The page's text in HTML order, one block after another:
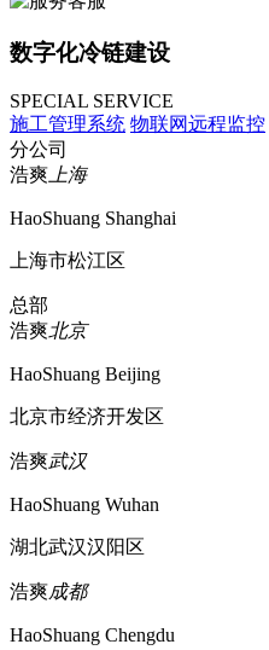
数字化冷链建设
SPECIAL SERVICE
施工管理系统 物联网远程监控
分公司
浩爽上海
HaoShuang Shanghai
上海市松江区
总部
浩爽北京
HaoShuang Beijing
北京市经济开发区
浩爽武汉
HaoShuang Wuhan
湖北武汉汉阳区
浩爽成都
HaoShuang Chengdu